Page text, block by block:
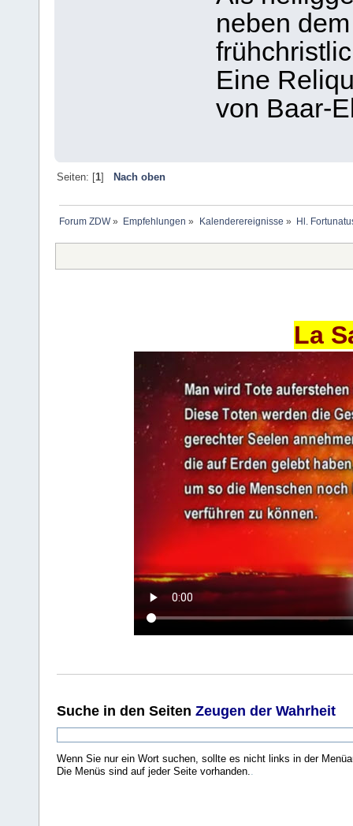
neben
Eine
von Baar-
Seiten: [1] Nach oben
Forum ZDW» Empfehlungen » Kalenderereignisse » Hl.
La
Suche in den Seiten Zeugen der Wahrheit
Wenn Sie nur ein Wort suchen, sollte es nicht links in der
Die Menüs sind auf jeder Seite vorhanden.